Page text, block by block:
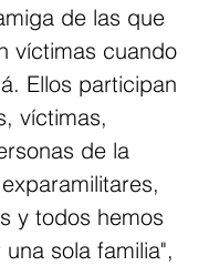
de las que
víctimas cuando
Ellos participan
víctimas,
de la
y todos hemos
sola familia",